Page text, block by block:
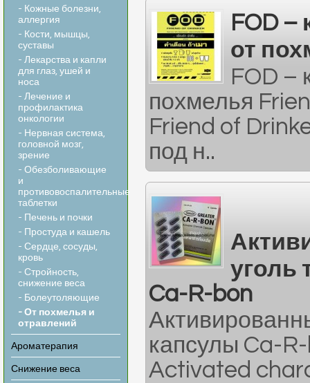
- Кожные болезни,
аллергия
- Кости, мышцы,
суставы
- Лекарства и капли
для глаз, ушей и
носа
- Лечение и
профилактика
онкологии
- Нервная система,
головной мозг,
зрение
- Обезболивающие
и
противовоспалительные
таблетки
- Печень и почки
- Простуда и кашель
- Сердце, сосуды,
кровь
- Стройность,
снижение веса
- Болеутоляющие
- От похмелья и
отравлений
Ароматерапия
Снижение веса
FOD
от
FOD –
похмелья
Friend of
под н..
уголь
Ca-R-bon
капсулы Ca-
Activated